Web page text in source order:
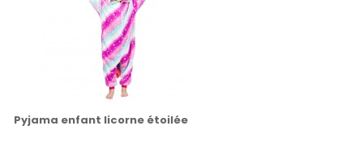
Pyjama enfant licorne étoilée